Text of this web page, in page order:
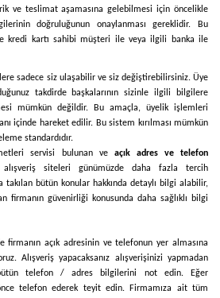
ve teslimat aşamasına gelebilmesi için öncelikle
doğruluğunun onaylanması gereklidir. Bu
kredi kartı sahibi müşteri ile veya ilgili banka ile
sadece siz ulaşabilir ve siz değiştirebilirsiniz. Üye
takdirde başkalarının sizinle ilgili bilgilere
mümkün değildir. Bu amaçla, üyelik işlemleri
içinde hareket edilir. Bu sistem kırılması mümkün
standardıdır.
servisi bulunan ve açık adres ve telefon
siteleri günümüzde daha fazla tercih
takılan bütün konular hakkında detaylı bilgi alabilir,
firmanın güvenirliği konusunda daha sağlıklı bilgi
firmanın açık adresinin ve telefonun yer almasına
Alışveriş yapacaksanız alışverişinizi yapmadan
bütün telefon / adres bilgilerini not edin. Eğer
telefon ederek teyit edin. Firmamıza ait tüm